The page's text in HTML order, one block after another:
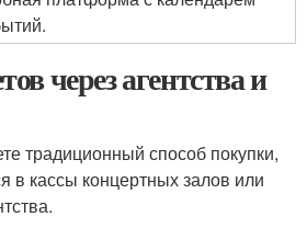
через агентства и
традиционный способ покупки,
в кассы концертных залов или